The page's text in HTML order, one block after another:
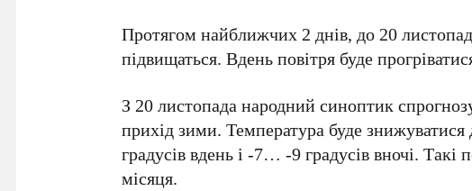
Протягом найближчих 2 днів, до 20
підвищаться. Вдень повітря буде
З 20 листопада народний синоптик
прихід зими. Температура буде
градусів вдень і -7… -9 градусів вночі. Такі
місяця.